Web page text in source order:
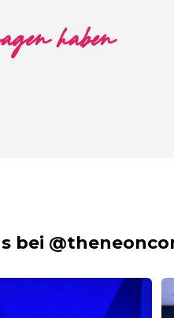
haben
bei